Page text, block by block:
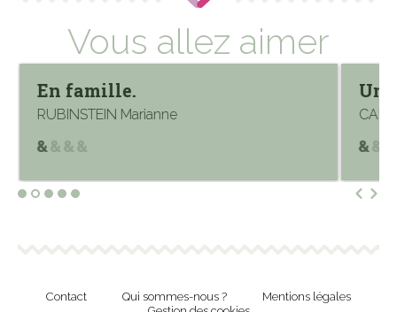
Vous allez aimer
En famille.
RUBINSTEIN Marianne
Contact Qui sommes-nous ?
Mentions légales